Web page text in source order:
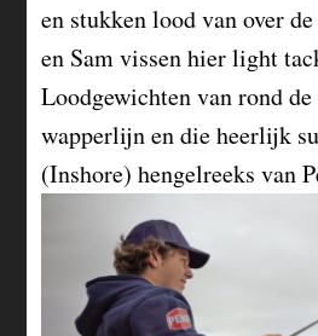
en stukken lood van over
en Sam vissen hier light
Loodgewichten van rond
wapperlijn en die heerlijk
(Inshore) hengelreeks van